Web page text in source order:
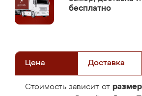
бесплатно
Цена Доставка
Стоимость зависит от